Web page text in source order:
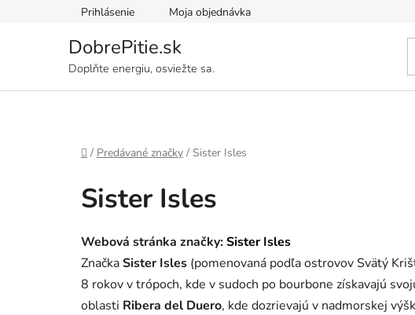
Prihlásenie Moja objednávka
DobrePitie.sk
Doplňte energiu, osviežte sa.
Domov
/ Predávané značky / Sister Isles
Sister Isles
Webová stránka značky:Sister Isles
ZnačkaSister Isles (pomenovaná podľa ostrovov Svätý
8 rokov v trópoch, kde v sudoch po bourbone získavajú
oblasti Ribera del Duero, kde dozrievajú v nadmorskej